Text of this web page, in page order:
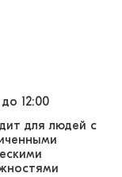
12:00
для людей с